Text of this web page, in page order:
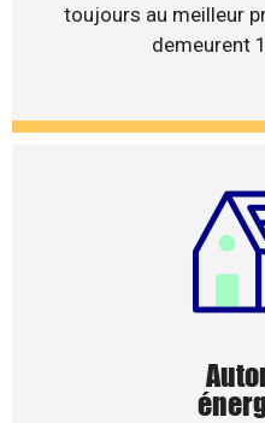
toujours au meilleur
demeurent